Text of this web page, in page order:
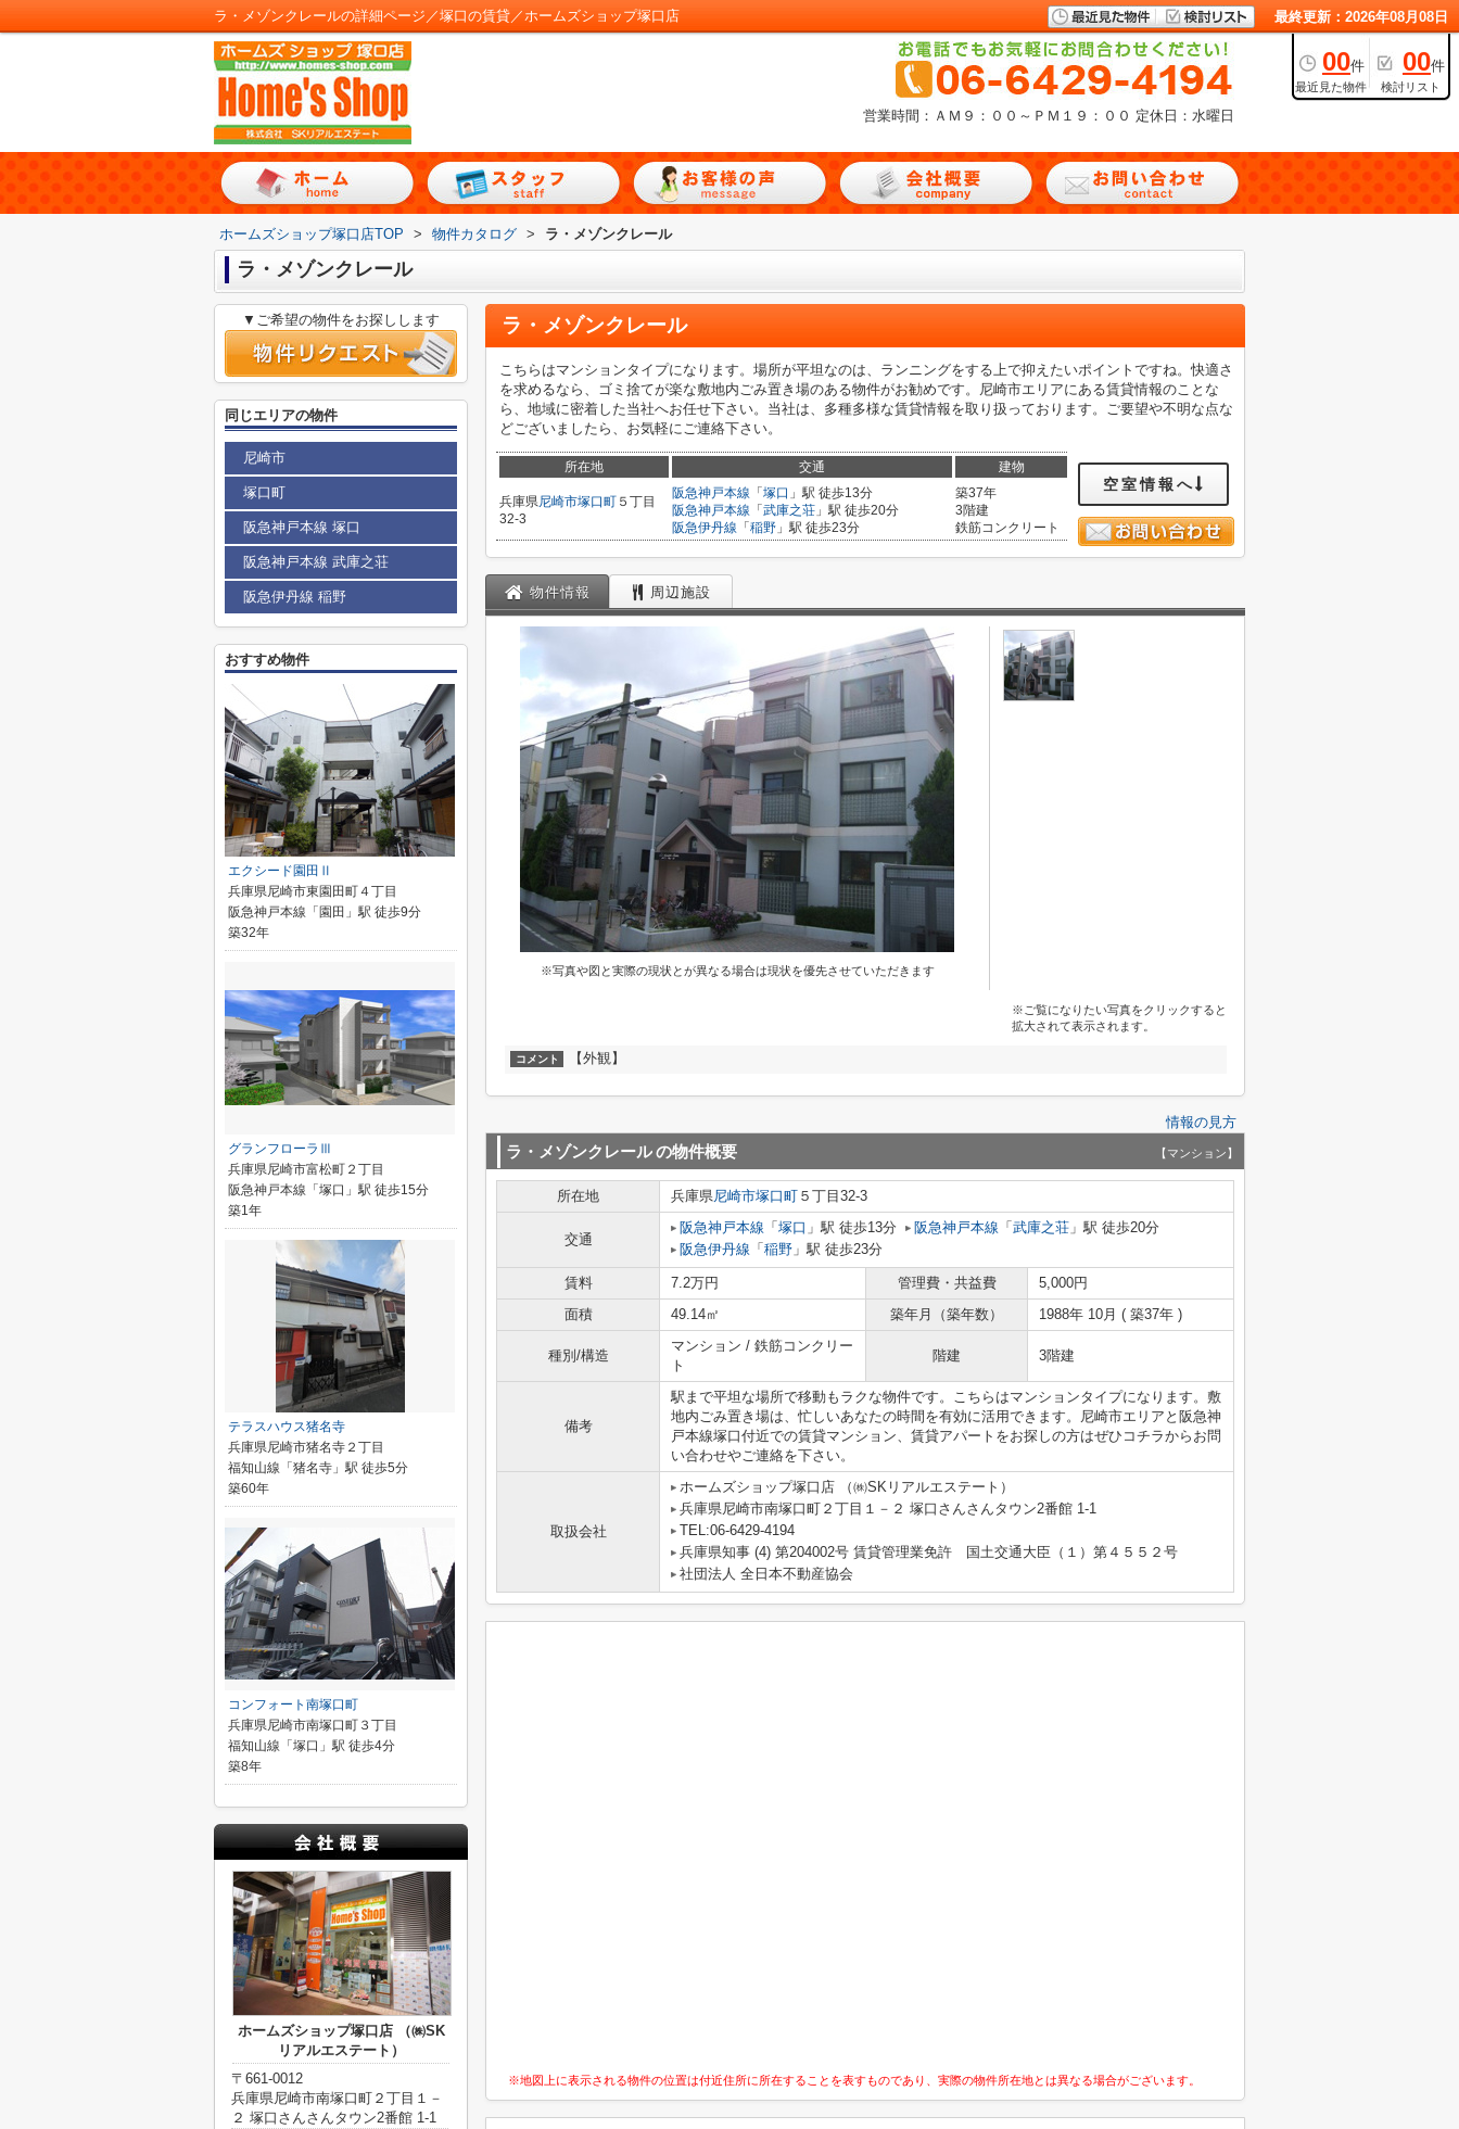
ラ・メゾンクレールの詳細ページ／塚口の賃貸／ホームズショップ塚口店 最終更新：2026年08月08日
00件
最近見た物件
00件
検討リスト
営業時間：ＡＭ９：００～ＰＭ１９：００ 定休日：水曜日
ホームズショップ塚口店TOP > 物件カタログ > ラ・メゾンクレール
ラ・メゾンクレール
ラ・メゾンクレール
こちらはマンションタイプになります。場所が平坦なのは、ランニングをする上で抑えたいポイントですね。快適さ
を求めるなら、ゴミ捨てが楽な敷地内ごみ置き場のある物件がお勧めです。尼崎市エリアにある賃貸情報のことな
ら、地域に密着した当社へお任せ下さい。当社は、多種多様な賃貸情報を取り扱っております。ご要望や不明な点な
どございましたら、お気軽にご連絡下さい。
所在地 交通 建物
兵庫県尼崎市塚口町 ５丁目
32-3
阪急神戸本線 「 塚口 」駅 徒歩13分
阪急神戸本線 「 武庫之荘 」駅 徒歩20分
阪急伊丹線 「 稲野 」駅 徒歩23分
築37年
3階建
鉄筋コンクリート
空室情報へ
物件情報 周辺施設
※写真や図と実際の現状とが異なる場合は現状を優先させていただきます
※ご覧になりたい写真をクリックすると
拡大されて表示されます。
コメント 【外観】
情報の見方
ラ・メゾンクレールの物件概要 【マンション】
所在地 兵庫県尼崎市塚口町 ５丁目32-3
交通
阪急神戸本線 「 塚口 」駅 徒歩13分 阪急神戸本線 「 武庫之荘 」駅 徒歩20分
阪急伊丹線 「 稲野 」駅 徒歩23分
賃料 7.2万円 管理費・共益費
5,000円
面積
49.14㎡ 築年月（築年数） 1988年 10月 ( 築37年 )
種別/構造
マンション / 鉄筋コンクリー
ト
階建 3階建
備考
駅まで平坦な場所で移動もラクな物件です。こちらはマンションタイプになります。敷
地内ごみ置き場は、忙しいあなたの時間を有効に活用できます。尼崎市エリアと阪急神
戸本線塚口付近での賃貸マンション、賃貸アパートをお探しの方はぜひコチラからお問
い合わせやご連絡を下さい。
取扱会社
ホームズショップ塚口店 （㈱SKリアルエステート）
兵庫県尼崎市南塚口町２丁目１－２ 塚口さんさんタウン2番館 1-1
TEL:06-6429-4194
兵庫県知事 (4) 第204002号 賃貸管理業免許 国土交通大臣（１）第４５５２号
社団法人 全日本不動産協会
※地図上に表示される物件の位置は付近住所に所在することを表すものであり、実際の物件所在地とは異なる場合がございます。
▼ご希望の物件をお探しします
同じエリアの物件
尼崎市
塚口町
阪急神戸本線 塚口
阪急神戸本線 武庫之荘
阪急伊丹線 稲野
おすすめ物件
エクシード園田Ⅱ
兵庫県尼崎市東園田町４丁目
阪急神戸本線「園田」駅 徒歩9分
築32年
グランフローラⅢ
兵庫県尼崎市富松町２丁目
阪急神戸本線「塚口」駅 徒歩15分
築1年
テラスハウス猪名寺
兵庫県尼崎市猪名寺２丁目
福知山線「猪名寺」駅 徒歩5分
築60年
コンフォート南塚口町
兵庫県尼崎市南塚口町３丁目
福知山線「塚口」駅 徒歩4分
築8年
ホームズショップ塚口店 （㈱SK
リアルエステート）
〒661-0012
兵庫県尼崎市南塚口町２丁目１－
２ 塚口さんさんタウン2番館 1-1